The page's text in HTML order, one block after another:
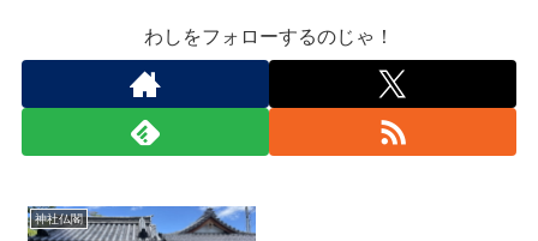
わしをフォローするのじゃ！
神社仏閣